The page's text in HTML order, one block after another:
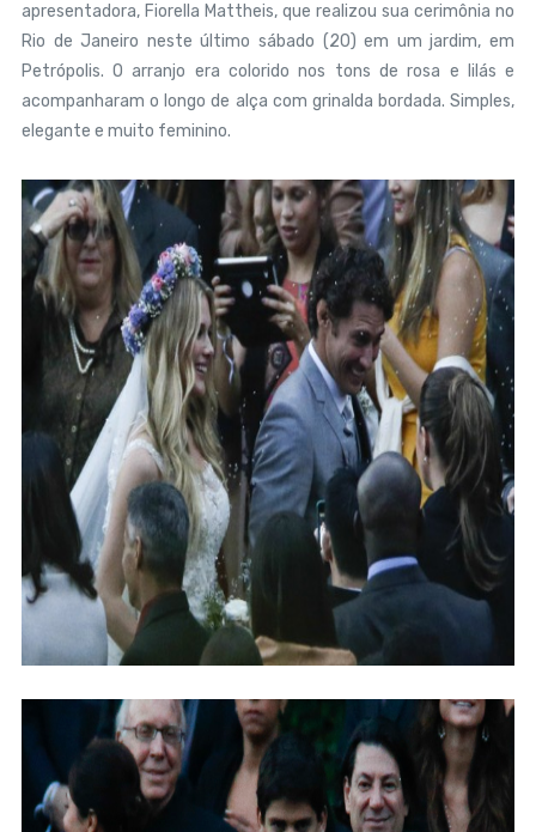
apresentadora, Fiorella Mattheis, que realizou sua cerimônia no
Rio de Janeiro neste último sábado (20) em um jardim, em
Petrópolis. O arranjo era colorido nos tons de rosa e lilás e
acompanharam o longo de alça com grinalda bordada. Simples,
elegante e muito feminino.